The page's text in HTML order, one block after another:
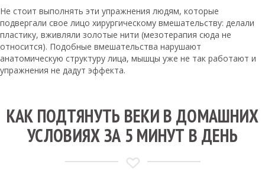
Не стоит выполнять эти упражнения людям, которые
подвергали свое лицо хирургическому вмешательству: делали
пластику, вживляли золотые нити (мезотерапия сюда не
относится). Подобные вмешательства нарушают
анатомическую структуру лица, мышцы уже не так работают и
упражнения не дадут эффекта.
КАК ПОДТЯНУТЬ ВЕКИ В ДОМАШНИХ
УСЛОВИЯХ ЗА 5 МИНУТ В ДЕНЬ